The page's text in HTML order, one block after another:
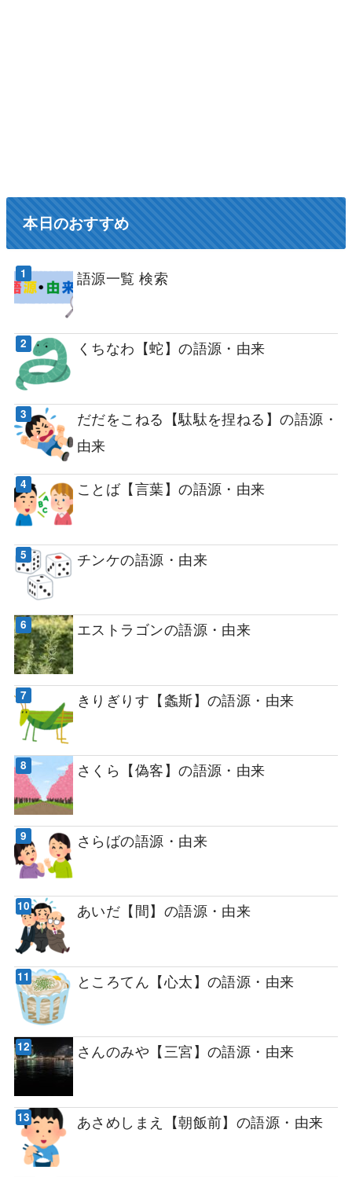
本日のおすすめ
語源一覧 検索
くちなわ【蛇】の語源・由来
だだをこねる【駄駄を捏ねる】の語源・
由来
ことば【言葉】の語源・由来
チンケの語源・由来
エストラゴンの語源・由来
きりぎりす【螽斯】の語源・由来
さくら【偽客】の語源・由来
さらばの語源・由来
あいだ【間】の語源・由来
ところてん【心太】の語源・由来
さんのみや【三宮】の語源・由来
あさめしまえ【朝飯前】の語源・由来